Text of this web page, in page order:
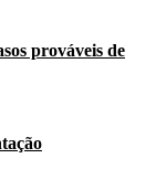
prováveis de